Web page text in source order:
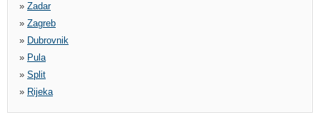
» Zadar
» Zagreb
» Dubrovnik
» Pula
» Split
» Rijeka